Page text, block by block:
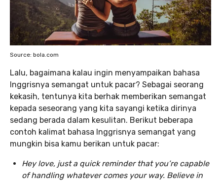
Source: bola.com
Lalu, bagaimana kalau ingin menyampaikan bahasa
Inggrisnya semangat untuk pacar? Sebagai seorang
kekasih, tentunya kita berhak memberikan semangat
kepada seseorang yang kita sayangi ketika dirinya
sedang berada dalam kesulitan. Berikut beberapa
contoh kalimat bahasa Inggrisnya semangat yang
mungkin bisa kamu berikan untuk pacar:
Hey love, just a quick reminder that you’re capable
of handling whatever comes your way. Believe in